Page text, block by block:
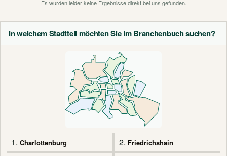
In welchem Stadtteil möchten Sie im Branchenbuch suchen?
1. Charlottenburg 2. Friedrichshain
Es wurden leider keine Ergebnisse direkt bei uns gefunden.